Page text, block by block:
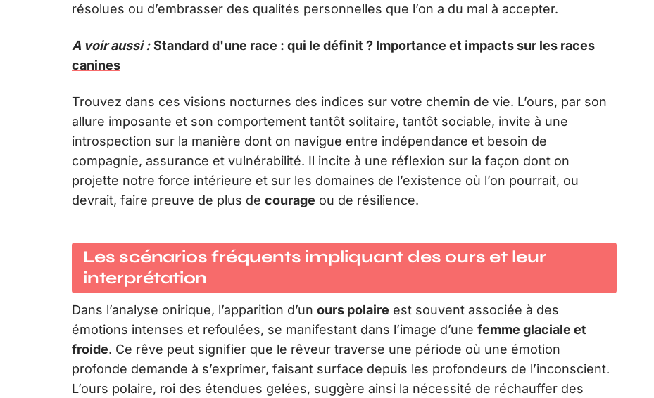
résolues ou d’embrasser des qualités personnelles que l’on a du mal à accepter.
A voir aussi : Standard d'une race : qui le définit ? Importance et impacts sur les races
canines
Trouvez dans ces visions nocturnes des indices sur votre chemin de vie. L’ours, par son
allure imposante et son comportement tantôt solitaire, tantôt sociable, invite à une
introspection sur la manière dont on navigue entre indépendance et besoin de
compagnie, assurance et vulnérabilité. Il incite à une réflexion sur la façon dont on
projette notre force intérieure et sur les domaines de l’existence où l’on pourrait, ou
devrait, faire preuve de plus de courage ou de résilience.
Les scénarios fréquents impliquant des ours et leur
interprétation
Dans l’analyse onirique, l’apparition d’un ours polaire est souvent associée à des
émotions intenses et refoulées, se manifestant dans l’image d’une femme glaciale et
froide. Ce rêve peut signifier que le rêveur traverse une période où une émotion
profonde demande à s’exprimer, faisant surface depuis les profondeurs de l’inconscient.
L’ours polaire, roi des étendues gelées, suggère ainsi la nécessité de réchauffer des